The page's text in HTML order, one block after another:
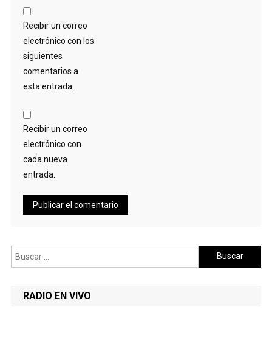
Recibir un correo
electrónico con los
siguientes
comentarios a
esta entrada.
Recibir un correo
electrónico con
cada nueva
entrada.
Buscar:
RADIO EN VIVO